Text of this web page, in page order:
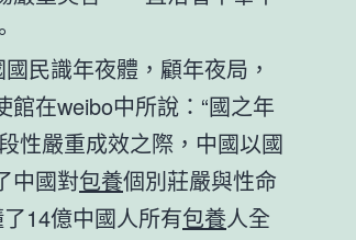
民識年夜體，顧年夜局，
館在weibo中所說：“國之年
性嚴重成效之際，中國以國
中國對包養個別莊嚴與性命
14億中國人所有包養人全